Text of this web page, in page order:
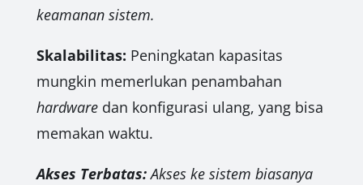
keamanan sistem.
Skalabilitas: Peningkatan kapasitas
mungkin memerlukan penambahan
hardwaredan konfigurasi ulang, yang bisa
memakan waktu.
Akses Terbatas:Akses ke sistem biasanya